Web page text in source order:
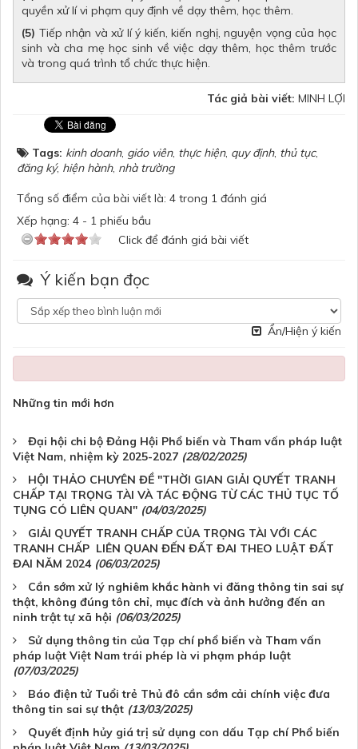
quyền xử lí vi phạm quy định về dạy thêm, học thêm.
(5) Tiếp nhận và xử lí ý kiến, kiến nghị, nguyện vọng của học
sinh và cha mẹ học sinh về việc dạy thêm, học thêm trước
và trong quá trình tổ chức thực hiện.
Tác giả bài viết: MINH LỢI
Tags: kinh doanh, giáo viên, thực hiện, quy định, thủ tục,
đăng ký, hiện hành, nhà trường
Tổng số điểm của bài viết là: 4 trong 1 đánh giá
Xếp hạng: 4 - 1 phiếu bầu
Click để đánh giá bài viết
Ý kiến bạn đọc
Ẩn/Hiện ý kiến
Những tin mới hơn
Đại hội chi bộ Đảng Hội Phổ biến và Tham vấn pháp luật
Việt Nam, nhiệm kỳ 2025-2027 (28/02/2025)
HỘI THẢO CHUYÊN ĐỀ "THỜI GIAN GIẢI QUYẾT TRANH
CHẤP TẠI TRỌNG TÀI VÀ TÁC ĐỘNG TỪ CÁC THỦ TỤC TỐ
TỤNG CÓ LIÊN QUAN" (04/03/2025)
GIẢI QUYẾT TRANH CHẤP CỦA TRỌNG TÀI VỚI CÁC
TRANH CHẤP LIÊN QUAN ĐẾN ĐẤT ĐAI THEO LUẬT ĐẤT
ĐAI NĂM 2024 (06/03/2025)
Cần sớm xử lý nghiêm khắc hành vi đăng thông tin sai sự
thật, không đúng tôn chỉ, mục đích và ảnh hưởng đến an
ninh trật tự xã hội (06/03/2025)
Sử dụng thông tin của Tạp chí phổ biến và Tham vấn
pháp luật Việt Nam trái phép là vi phạm pháp luật
(07/03/2025)
Báo điện tử Tuổi trẻ Thủ đô cần sớm cải chính việc đưa
thông tin sai sự thật (13/03/2025)
Quyết định hủy giá trị sử dụng con dấu Tạp chí Phổ biến